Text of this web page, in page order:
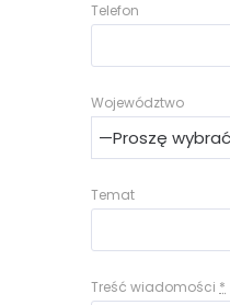
Telefon
Województwo
Temat
Treść wiadomości *